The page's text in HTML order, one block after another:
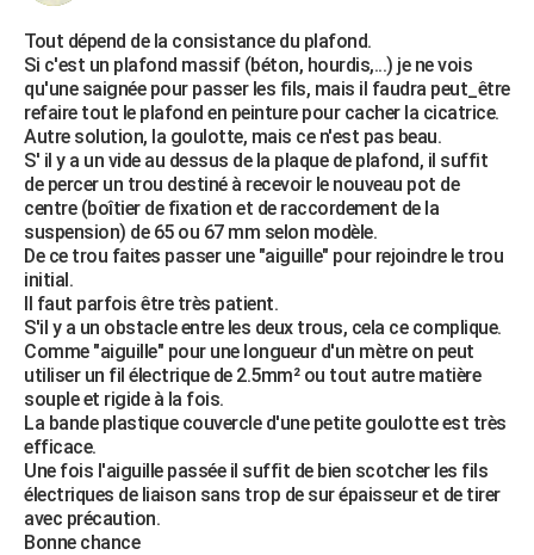
Tout dépend de la consistance du plafond.
Si c'est un plafond massif (béton, hourdis,...) je ne vois
qu'une saignée pour passer les fils, mais il faudra peut_être
refaire tout le plafond en peinture pour cacher la cicatrice.
Autre solution, la goulotte, mais ce n'est pas beau.
S' il y a un vide au dessus de la plaque de plafond, il suffit
de percer un trou destiné à recevoir le nouveau pot de
centre (boîtier de fixation et de raccordement de la
suspension) de 65 ou 67 mm selon modèle.
De ce trou faites passer une "aiguille" pour rejoindre le trou
initial.
Il faut parfois être très patient.
S'il y a un obstacle entre les deux trous, cela ce complique.
Comme "aiguille" pour une longueur d'un mètre on peut
utiliser un fil électrique de 2.5mm² ou tout autre matière
souple et rigide à la fois.
La bande plastique couvercle d'une petite goulotte est très
efficace.
Une fois l'aiguille passée il suffit de bien scotcher les fils
électriques de liaison sans trop de sur épaisseur et de tirer
avec précaution.
Bonne chance